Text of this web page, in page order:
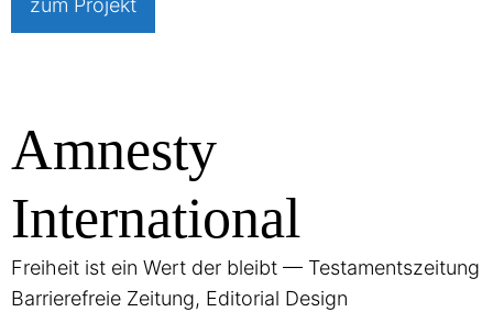
zum Projekt
Amnesty
International
Freiheit ist ein Wert der bleibt — Testamentszeitung
Barrierefreie Zeitung, Editorial Design